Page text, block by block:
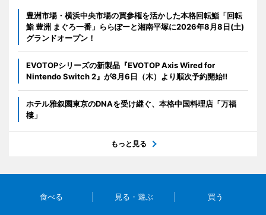
豊洲市場・横浜中央市場の買参権を活かした本格回転鮨「回転
鮨 豊洲 まぐろ一番」ららぽーと湘南平塚に2026年8月8日(土)
グランドオープン！
EVOTOPシリーズの新製品『EVOTOP Axis Wired for
Nintendo Switch 2』が8月6日（木）より順次予約開始!!
ホテル雅叙園東京のDNAを受け継ぐ、本格中国料理店「万福
樓」
もっと見る
食べる 見る・遊ぶ 買う